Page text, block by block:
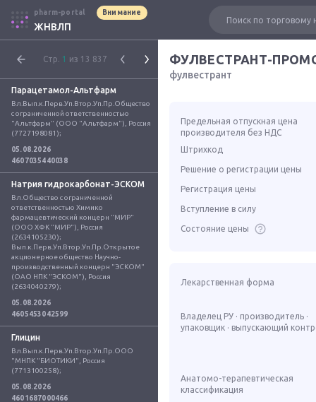
pharm-portal Внимание
ЖНВЛП
Стр. 1 из 13 837
Парацетамол-Альтфарм
Вл.Вып.к.Перв.Уп.Втор.Уп.Пр.Общество
с ограниченной ответственностью
"Альтфарм" (ООО "Альтфарм"), Россия
(7727198081);
05.08.2026
4607035440038
Натрия гидрокарбонат-ЭСКОМ
Вл.Общество с ограниченной
ответственностью Химико
фармацевтический концерн "МИР"
(ООО ХФК "МИР"), Россия
(2634105230);
Вып.к.Перв.Уп.Втор.Уп.Пр.Открытое
акционерное общество Научно-
производственный концерн "ЭСКОМ"
(ОАО НПК "ЭСКОМ"), Россия
(2634040279);
05.08.2026
4605453042599
Глицин
Вл.Вып.к.Перв.Уп.Втор.Уп.Пр.ООО
"МНПК "БИОТИКИ", Россия
(7713100258);
05.08.2026
4601687000466
ФУЛВЕСТРАНТ-
фулвестрант
Предельная отпускная цена
производителя без НДС
Штрихкод
Решение о регистрации цены
Регистрация цены
Вступление в силу
Состояние цены
Лекарственная форма
Владелец РУ · производитель ·
упаковщик · выпускающий
Анатомо-терапевтическая
классификация